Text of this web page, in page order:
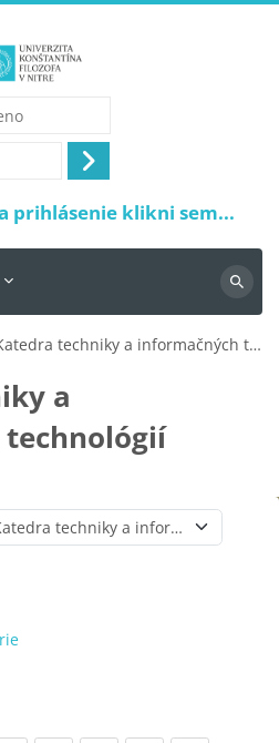
Prihlásiť
sa
prihlásenie klikni sem...
Katedra techniky a informačných technológií
a
Kategórie kurzov